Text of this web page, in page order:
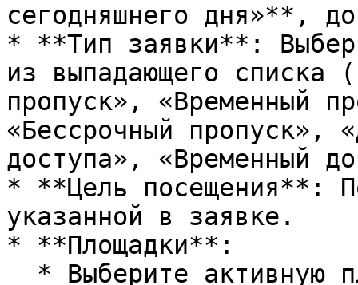
сегодняшнего дня»**,
* **Тип заявки**:
из выпадающего списка
пропуск», «Временный
«Бессрочный пропуск»,
доступа», «Временный
* **Цель посещения**:
указанной в заявке.
* **Площадки**: